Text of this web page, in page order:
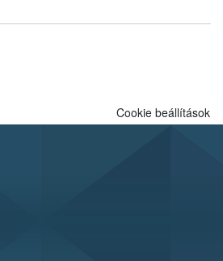
megítélésében jártas szakértőt.
Cookie beállítások